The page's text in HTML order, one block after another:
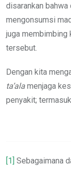
disarankan
mengonsumsi
juga membimbing
tersebut.
Dengan kita
ta’ala menjaga
penyakit;
[1] Sebagaimana